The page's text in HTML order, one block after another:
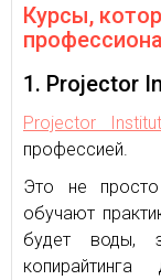
Курсы,
1. Projector
Projector
профессией.
Это не
обучают
будет воды,